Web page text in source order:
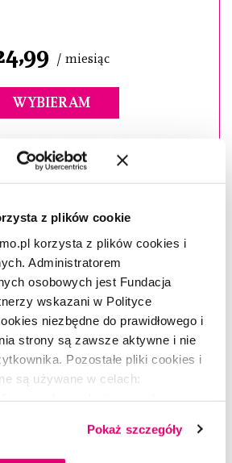
z plików cookie
korzysta z plików cookies i
Administratorem
osobowych jest Fundacja
wskazani w Polityce
niezbędne do prawidłowego i
strony są zawsze aktywne i nie
Pozostałe pliki cookies i
są używane w celach:
pliki cookies i technologie
się na przechowywanie informacji
Pokaż szczegóły
/ miesiąc
WYBIERAM
Zaloguj się